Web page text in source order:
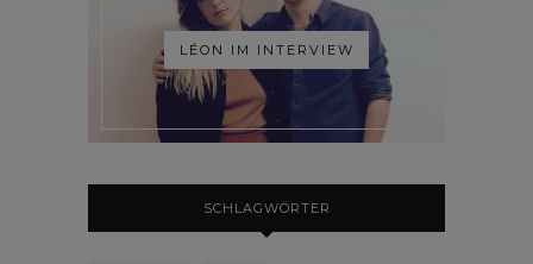
LÉON IM INTERVIEW
SCHLAGWÖRTER